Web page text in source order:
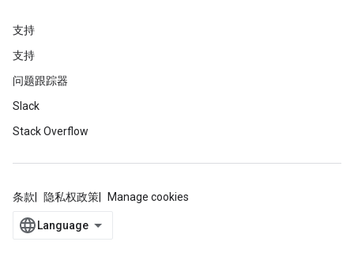
支持
支持
问题跟踪器
Slack
Stack Overflow
条款 隐私权政策 Manage cookies